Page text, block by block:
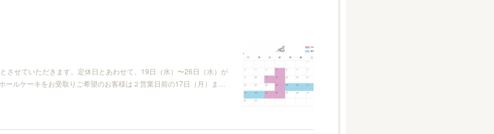
させていただきます。定休日とあわせて、19日（水）〜26日（水）が
ールケーキをお受取りご希望のお客様は２営業日前の17日（月）ま…